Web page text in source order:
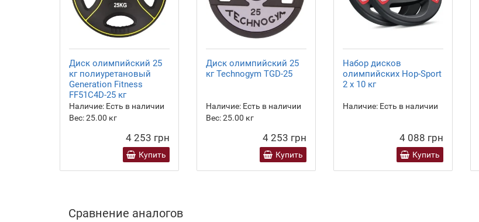
Диск олимпийский 25
кг полиуретановый
Generation Fitness
FF51C4D-25 кг
Наличие: Есть в наличии
Вес:25.00 кг
4 253 грн
Купить
Диск олимпийский 25
кг Technogym TGD-25
Наличие: Есть в наличии
Вес:25.00 кг
4 253 грн
Купить
Набор дисков
олимпийских Hop-Sport
2 х 10 кг
Наличие: Есть в наличии
4 088 грн
Купить
Сравнение аналогов